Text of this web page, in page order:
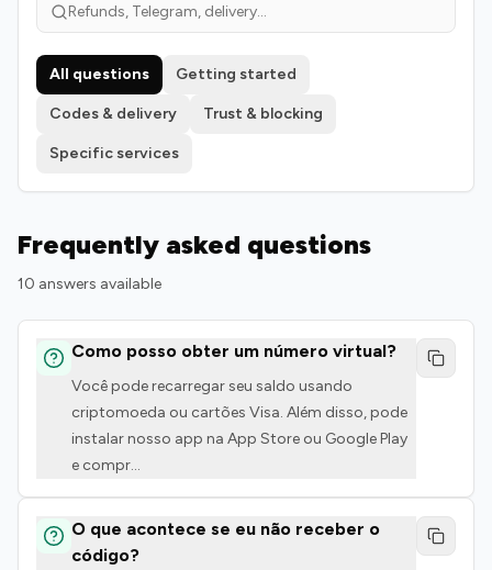
All questions Getting started
Codes & delivery Trust & blocking
Specific services
Frequently asked questions
10 answers available
Como posso obter um número virtual?
Você pode recarregar seu saldo usando
criptomoeda ou cartões Visa. Além disso, pode
instalar nosso app na App Store ou Google Play
e compr...
O que acontece se eu não receber o
código?